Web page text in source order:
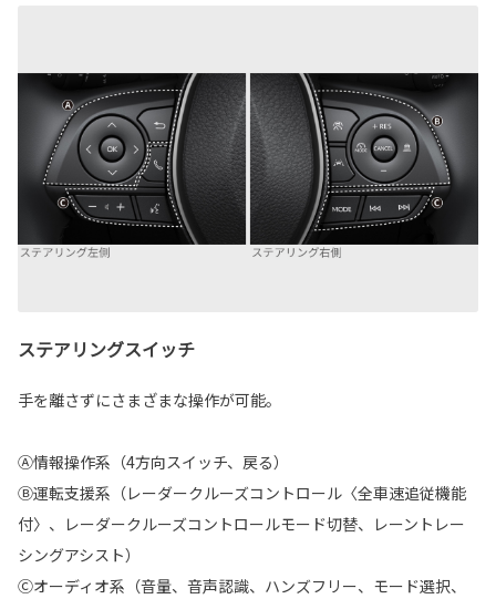
ステアリングスイッチ
手を離さずにさまざまな操作が可能。
Ⓐ情報操作系（4方向スイッチ、戻る）
Ⓑ運転支援系（レーダークルーズコントロール〈全車速追従機能
付〉、レーダークルーズコントロールモード切替、レーントレー
シングアシスト）
Ⓒオーディオ系（音量、音声認識、ハンズフリー、モード選択、